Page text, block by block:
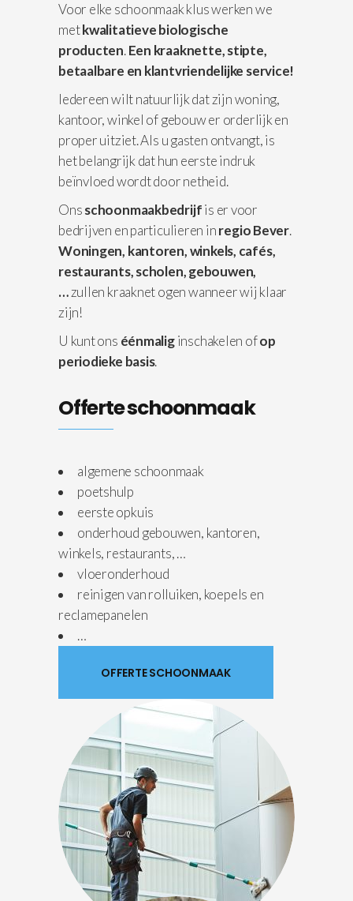
Voor elke schoonmaak klus werken we
metkwalitatieve biologische
producten.Een kraaknette, stipte,
betaalbare en klantvriendelijke service!
Iedereen wilt natuurlijk dat zijn woning,
kantoor, winkel of gebouw er orderlijk en
proper uitziet. Als u gasten ontvangt, is
het belangrijk dat hun eerste indruk
beïnvloed wordt door netheid.
Onsschoonmaakbedrijfis er voor
bedrijven en particulieren inregio Bever.
Woningen, kantoren, winkels, cafés,
restaurants, scholen, gebouwen,
…zullen kraaknet ogen wanneer wij klaar
zijn!
U kunt ons éénmaliginschakelen ofop
periodieke basis.
Offerte schoonmaak
algemene schoonmaak
poetshulp
eerste opkuis
onderhoud gebouwen, kantoren,
winkels, restaurants, …
vloeronderhoud
reinigen van rolluiken, koepels en
reclamepanelen
…
OFFERTE SCHOONMAAK